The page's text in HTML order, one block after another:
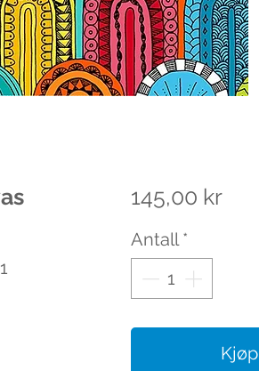
145,00 krPris
Antall *